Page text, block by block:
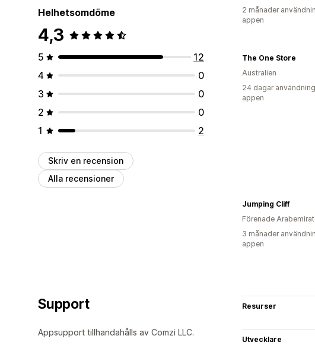
Helhetsomdöme
4,3
5
12
4
0
3
0
2
0
1
2
Skriv en recension
Alla recensioner
2 månader
appen
The One Store
Australien
24 dagar
appen
Jumping Cliff
Förenade
3 månader
appen
Support
Appsupport tillhandahålls av Comzi LLC.
Resurser
Utvecklare